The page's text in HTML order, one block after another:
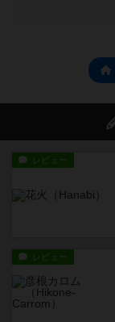
レビュー
レビュー